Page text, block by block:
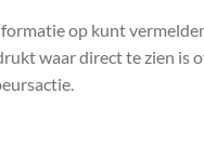
op kunt
waar direct te zien is